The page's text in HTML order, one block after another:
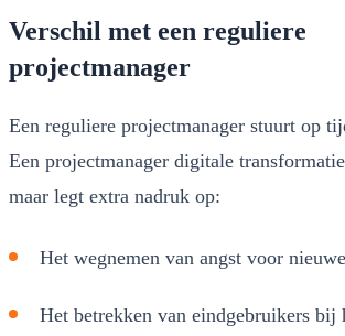
Verschil met een reguliere
projectmanager
Een reguliere projectmanager stuurt op
Een projectmanager digitale
maar legt extra nadruk op:
Het wegnemen van angst voor
Het betrekken van eindgebruikers bij